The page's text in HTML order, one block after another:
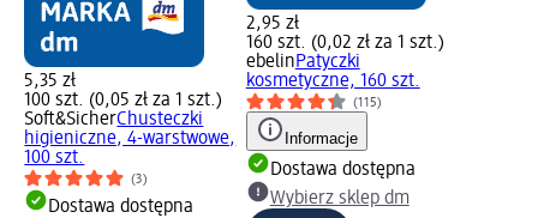
5,35 zł
100 szt. (0,05 zł za 1 szt.)
Soft&SicherChusteczki
higieniczne, 4-warstwowe,
100 szt.
(3)
Dostawa dostępna
2,95 zł
160 szt. (0,02 zł za 1 szt.)
ebelinPatyczki
kosmetyczne, 160 szt.
(115)
Informacje
Dostawa dostępna
Wybierz sklep dm